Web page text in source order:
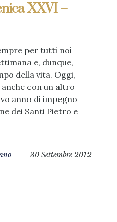
XXVI –
per tutti noi
e, dunque,
della vita. Oggi,
con un altro
anno di impegno
dei Santi Pietro e
30 Settembre 2012